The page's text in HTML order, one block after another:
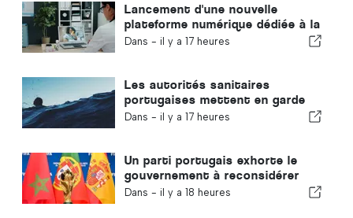
Lancement d'une nouvelle
plateforme numérique dédiée à la
santé au Portugal
Dans - il y a 17 heures
Les autorités sanitaires
portugaises mettent en garde
contre les risques de noyade
Dans - il y a 17 heures
Un parti portugais exhorte le
gouvernement à reconsidérer
l'organisation de la Coupe du
Dans - il y a 18 heures